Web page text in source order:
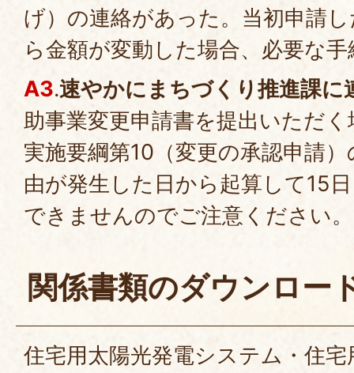
げ）の連絡があった。当初申請
ら金額が変動した場合、必要な
A3.速やかにまちづくり推進課に
助事業変更申請書を提出いただ
実施要綱第10（変更の承認申請
由が発生した日から起算して15
できませんのでご注意ください。
関係書類のダウンロー
住宅用太陽光発電システム・住宅